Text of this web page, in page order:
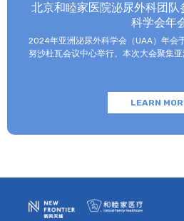
性，因此女性相对男性而言较容易得这
女性相较于其他年纪的女性则更容易患
发现红斑狼疮呢？临床表现和症状是一
性红斑狼疮患者最主要的受累器官，因
改变； 关节炎和关节疼痛； 皮疹、光敏
脱发； 心包炎、血管炎、血栓栓塞性疾
尤单抗、泰他西普与阿伏利尤单抗等红
的新希望 （包装图示，仅供参考）。 阿
（Anifrolumab）是一种全人源免疫球蛋
北京和睦家医院泌尿外科团
科学会年
2024年亚洲泌尿外科学会（UAA）年会
努沙杜瓦会议中心举行。本次大会聚集
授作为亚洲泌尿外科机器人学会（ARUS
5日上午的主会场会议，并做了题为“全
同行展示了近年来北京和睦家医院泌尿外
LEARN